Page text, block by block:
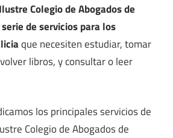
Colegio de Abogados de
de servicios para los
que necesiten estudiar, tomar
libros, y consultar o leer
los principales servicios de
Colegio de Abogados de